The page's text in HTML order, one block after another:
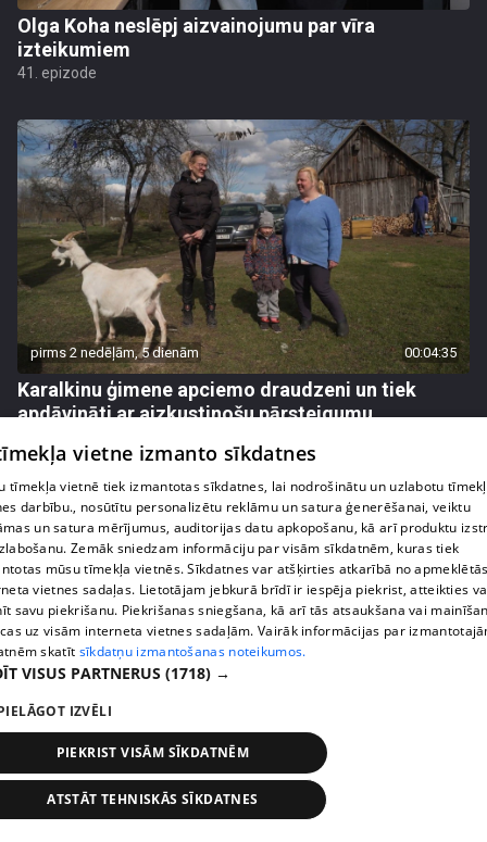
Olga Koha neslēpj aizvainojumu par vīra
izteikumiem
41. epizode
pirms 2 nedēļām, 5 dienām 00:04:35
Karalkinu ģimene apciemo draudzeni un tiek
apdāvināti ar aizkustinošu pārsteigumu
pirms 2 nedēļām, 5 dienām
Agrita Bindre stāsta, kā meita pielāgojas jaunajai
skolas un internāta ikdienai
45. epizode
vietne izmanto sīkdatnes
tīmekļa vietnē tiek izmantotas sīkdatnes, lai nodrošinātu un uzlabotu
darbību., nosūtītu personalizētu reklāmu un satura ģenerēšanai, veiktu
un satura mērījumus, auditorijas datu apkopošanu, kā arī produktu
Zemāk sniedzam informāciju par visām sīkdatnēm, kuras tiek
mūsu tīmekļa vietnēs. Sīkdatnes var atšķirties atkarībā no
vietnes sadaļas. Lietotājam jebkurā brīdī ir iespēja piekrist, atteikties
savu piekrišanu. Piekrišanas sniegšana, kā arī tās atsaukšana vai
uz visām interneta vietnes sadaļām. Vairāk informācijas par
skatīt sīkdatņu izmantošanas noteikumos.
VISUS PARTNERUS (1718) →
IZVĒLI
PIEKRIST VISĀM SĪKDATNĒM
ATSTĀT TEHNISKĀS SĪKDATNES